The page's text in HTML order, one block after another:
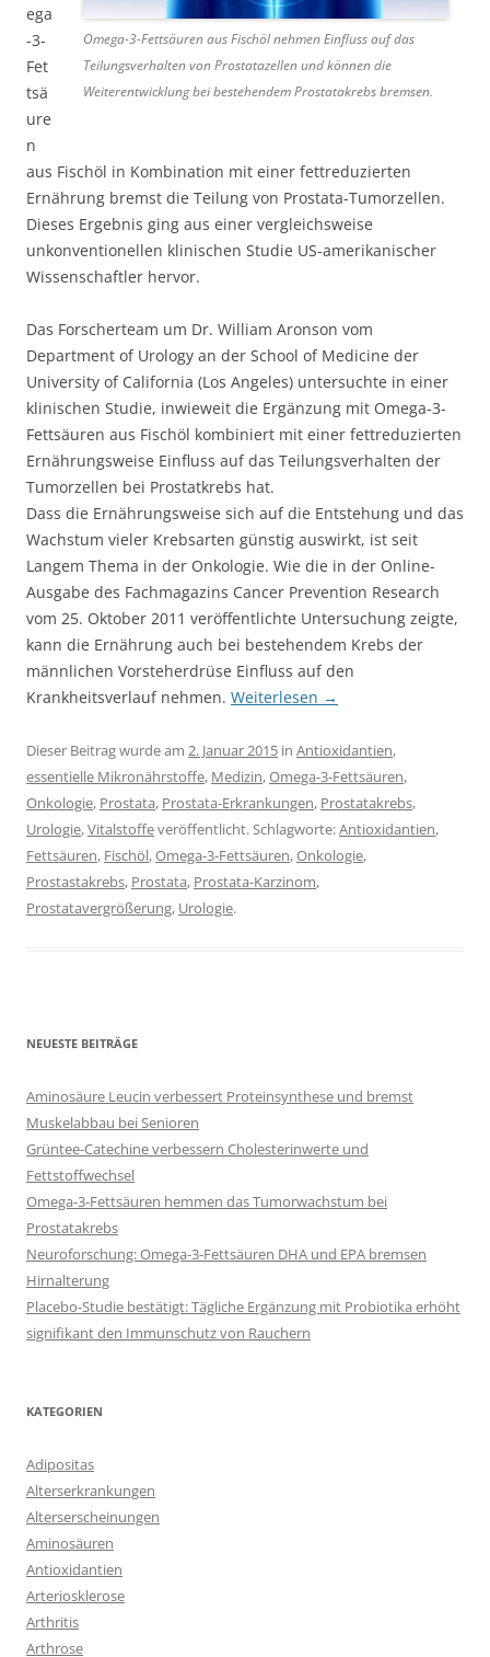
Omega-3-Fettsäuren aus Fischöl nehmen Einfluss auf das
Teilungsverhalten von Prostatazellen und können die
Weiterentwicklung bei bestehendem Prostatakrebs bremsen.
ega
-3-
Fet
tsä
ure
n
aus Fischöl in Kombination mit einer fettreduzierten
Ernährung bremst die Teilung von Prostata-Tumorzellen.
Dieses Ergebnis ging aus einer vergleichsweise
unkonventionellen klinischen Studie US-amerikanischer
Wissenschaftler hervor.
Das Forscherteam um Dr. William Aronson vom
Department of Urology an der School of Medicine der
University of California (Los Angeles) untersuchte in einer
klinischen Studie, inwieweit die Ergänzung mit Omega-3-
Fettsäuren aus Fischöl kombiniert mit einer fettreduzierten
Ernährungsweise Einfluss auf das Teilungsverhalten der
Tumorzellen bei Prostatkrebs hat.
Dass die Ernährungsweise sich auf die Entstehung und das
Wachstum vieler Krebsarten günstig auswirkt, ist seit
Langem Thema in der Onkologie. Wie die in der Online-
Ausgabe des Fachmagazins Cancer Prevention Research
vom 25. Oktober 2011 veröffentlichte Untersuchung zeigte,
kann die Ernährung auch bei bestehendem Krebs der
männlichen Vorsteherdrüse Einfluss auf den
Krankheitsverlauf nehmen. Weiterlesen →
Dieser Beitrag wurde am 2. Januar 2015 in Antioxidantien,
essentielle Mikronährstoffe, Medizin,Omega-3-Fettsäuren,
Onkologie, Prostata, Prostata-Erkrankungen, Prostatakrebs,
Urologie,Vitalstoffeveröffentlicht. Schlagworte:Antioxidantien,
Fettsäuren, Fischöl,Omega-3-Fettsäuren,Onkologie,
Prostastakrebs, Prostata, Prostata-Karzinom,
Prostatavergrößerung, Urologie.
NEUESTE BEITRÄGE
Aminosäure Leucin verbessert Proteinsynthese und bremst
Muskelabbau bei Senioren
Grüntee-Catechine verbessern Cholesterinwerte und
Fettstoffwechsel
Omega-3-Fettsäuren hemmen das Tumorwachstum bei
Prostatakrebs
Neuroforschung: Omega-3-Fettsäuren DHA und EPA bremsen
Hirnalterung
Placebo-Studie bestätigt: Tägliche Ergänzung mit Probiotika erhöht
signifikant den Immunschutz von Rauchern
KATEGORIEN
Adipositas
Alterserkrankungen
Alterserscheinungen
Aminosäuren
Antioxidantien
Arteriosklerose
Arthritis
Arthrose